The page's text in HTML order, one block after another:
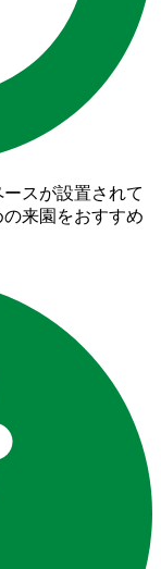
スが設置されて
来園をおすすめ